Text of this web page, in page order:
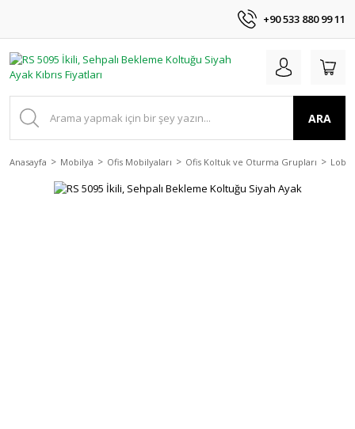
+90 533 880 99 11
ARA
Anasayfa Mobilya Ofis Mobilyaları Ofis Koltuk ve Oturma Grupları Lobi